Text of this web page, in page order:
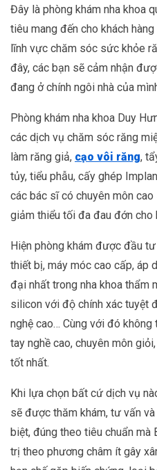
Đây là phòng khám nha khoa
tiêu mang đến cho khách
lĩnh vực chăm sóc sức khỏe
đây, các bạn sẽ cảm nhận
đang ở chính ngôi nhà của
Phòng khám nha khoa Duy
các dịch vụ chăm sóc răng
làm răng giả, cạo vôi răng,
tủy, tiểu phẫu, cấy ghép
các bác sĩ có chuyên môn
giảm thiểu tối đa đau đớn cho
Hiện phòng khám được đầu
thiết bị, máy móc cao cấp, áp
đại nhất trong nha khoa thẩm
silicon với độ chính xác tuyệt
nghệ cao… Cùng với đó
tay nghề cao, chuyên môn
tốt nhất.
Khi lựa chọn bất cứ dịch vụ
sẽ được thăm khám, tư vấn
biệt, đúng theo tiêu chuẩn mà
trị theo phương châm ít gây